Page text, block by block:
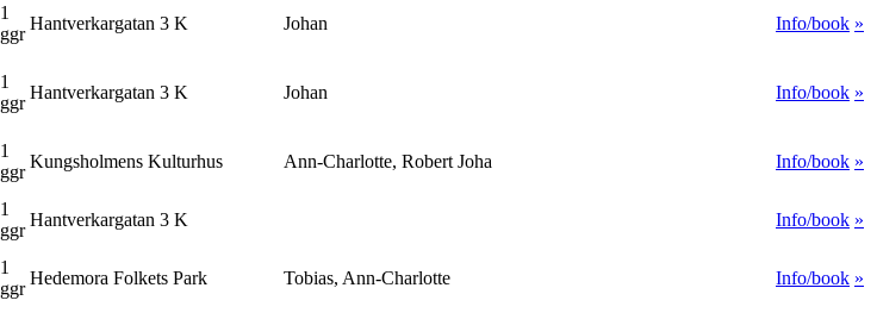
1
ggr
Hantverkargatan 3 K Johan Info/book »
1
ggr
Hantverkargatan 3 K Johan Info/book »
1
ggr
Kungsholmens Kulturhus Ann-Charlotte, Robert Joha Info/book »
1
ggr
Hantverkargatan 3 K Info/book »
1
ggr
Hedemora Folkets Park Tobias, Ann-Charlotte Info/book »